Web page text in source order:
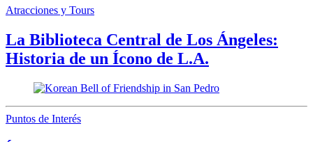
Atracciones y Tours
La Biblioteca Central de Los Ángeles:
Historia de un Ícono de L.A.
Puntos de Interés